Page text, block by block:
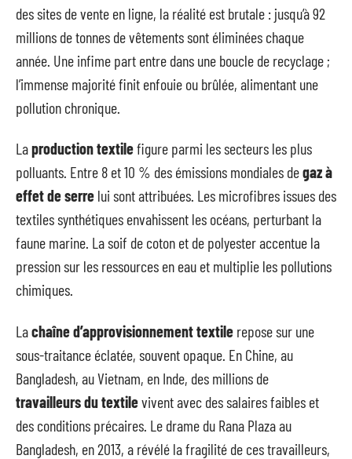
des sites de vente en ligne, la réalité est brutale : jusqu’à 92
millions de tonnes de vêtements sont éliminées chaque
année. Une infime part entre dans une boucle de recyclage ;
l’immense majorité finit enfouie ou brûlée, alimentant une
pollution chronique.
Laproduction textilefigure parmi les secteurs les plus
polluants. Entre 8 et 10 % des émissions mondiales degaz à
effet de serre lui sont attribuées. Les microfibres issues des
textiles synthétiques envahissent les océans, perturbant la
faune marine. La soif de coton et de polyester accentue la
pression sur les ressources en eau et multiplie les pollutions
chimiques.
Lachaîne d’approvisionnement textile repose sur une
sous-traitance éclatée, souvent opaque. En Chine, au
Bangladesh, au Vietnam, en Inde, des millions de
travailleurs du textilevivent avec des salaires faibles et
des conditions précaires. Le drame du Rana Plaza au
Bangladesh, en 2013, a révélé la fragilité de ces travailleurs,